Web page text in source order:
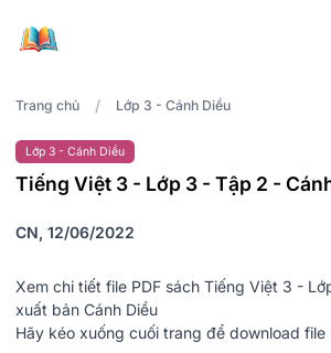
Trang chủ / Lớp 3 - Cánh Diều
Lớp 3 - Cánh Diều
Tiếng Việt 3 - Lớp 3 - Tập 2 -
CN, 12/06/2022
Xem chi tiết file PDF sách Tiếng Việt 3 -
xuất bản Cánh Diều
Hãy kéo xuống cuối trang để download file